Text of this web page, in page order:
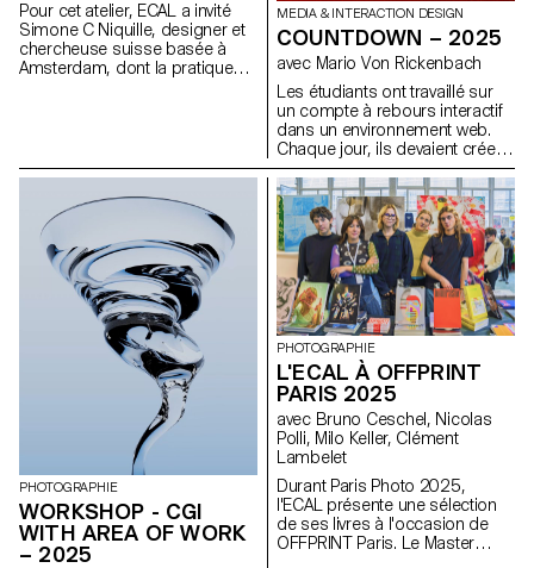
Pour cet atelier, ECAL a invité
Simone C Niquille, designer et
chercheuse suisse basée à
Amsterdam, dont la pratique
représentation des corps et
des objets dans la culture
visuelle contemporaine. À
travers sa plateforme de
recherche Technoflesh, Niquille
examine les infrastructures qui
sous-tendent l’imagerie
numérique (des banques
d’images et bibliothèques
d’objets 3D aux systèmes de
vision automatisée) ainsi que
les présupposés culturels qui y
sont intégrés. Son travail met
en évidence comment les jeux
de données, les logiciels de
rendu et les standards visuels
influencent la manière dont les
corps, les matériaux et les
environnements sont
modélisés et compris.
MEDIA & INTERACTION DESIGN
COUNTDOWN – 2025
avec Mario Von Rickenbach
Les étudiants ont travaillé sur
un compte à rebours interactif
dans un environnement web.
Chaque jour, ils devaient créer
une nouvelle esquisse, ce qui
leur a permis de constituer leur
propre collection, qui pouvait
également être combinée avec
les projets de l'ensemble de la
classe.
PHOTOGRAPHIE
WORKSHOP - CGI
WITH AREA OF WORK
– 2025
PHOTOGRAPHIE
L'ECAL À OFFPRINT
PARIS 2025
avec Bruno Ceschel, Nicolas
Polli, Milo Keller, Clément
Lambelet
Durant Paris Photo 2025,
l'ECAL présente une sélection
de ses livres à l'occasion de
OFFPRINT Paris. Le Master